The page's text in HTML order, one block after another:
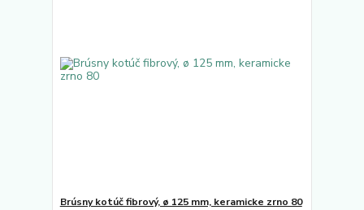
Brúsny kotúč fibrový, ø 125 mm, keramicke zrno 80